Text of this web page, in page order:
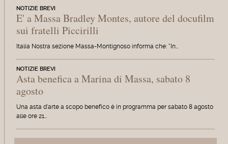
NOTIZIE BREVI
E' a Massa Bradley Montes, autore del docufilm
sui fratelli Piccirilli
Italia Nostra sezione Massa-Montignoso informa che: "In…
NOTIZIE BREVI
Asta benefica a Marina di Massa, sabato 8
agosto
Una asta d'arte a scopo benefico è in programma per sabato 8 agosto
alle ore 21…